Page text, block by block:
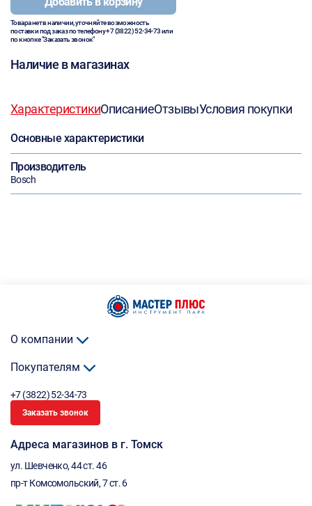
Товара нет в наличии, уточняйте возможность
поставки под заказ по телефону+7 (3822) 52-34-73или
по кнопке "Заказать звонок"
Наличие в магазинах
ХарактеристикиОписаниеОтзывыУсловия покупки
Основные характеристики
Производитель
Bosch
О компании
Покупателям
+7 (3822) 52-34-73
Заказать звонок
Адреса магазинов в г. Томск
ул. Шевченко, 44 ст. 46
пр-т Комсомольский, 7 ст. 6